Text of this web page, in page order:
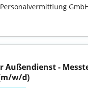
Personalvermittlung
Außendienst -
w/d)